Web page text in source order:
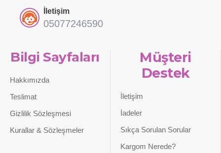
İletişim
05077246590
Bilgi Sayfaları
Hakkımızda
Teslimat
Gizlilik Sözleşmesi
Kurallar & Sözleşmeler
Müşteri
Destek
İletişim
İadeler
Sıkça Sorulan Sorular
Kargom Nerede?